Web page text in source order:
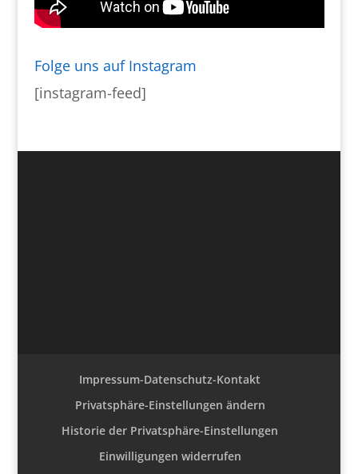
Folge uns auf Instagram
[instagram-feed]
Impressum-Datenschutz-Kontakt
Privatsphäre-Einstellungen ändern
Historie der Privatsphäre-Einstellungen
Einwilligungen widerrufen